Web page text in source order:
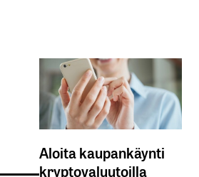
Aloita kaupankäynti
kryptovaluutoilla